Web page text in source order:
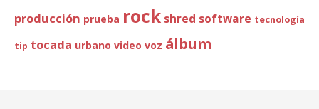
producción prueba rock shred software tecnología
tip tocada urbano video voz álbum